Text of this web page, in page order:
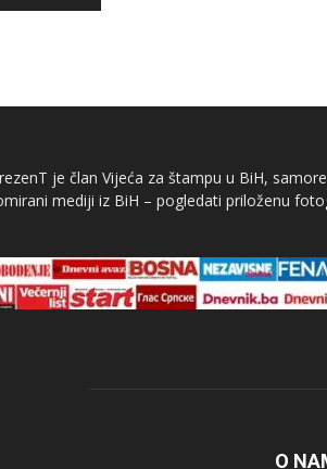
je član Vijeća za štampu u BiH,
mediji iz BiH – pogledati priloženu
O